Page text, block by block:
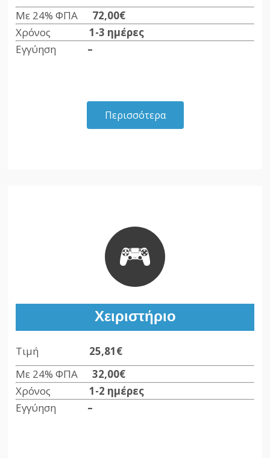
Με 24% ΦΠΑ 72,00€
Χρόνος1-3 ημέρες
Εγγύηση –
Περισσότερα
Χειριστήριο
Τιμή 25,81€
Με 24% ΦΠΑ32,00€
Χρόνος1-2 ημέρες
Εγγύηση –